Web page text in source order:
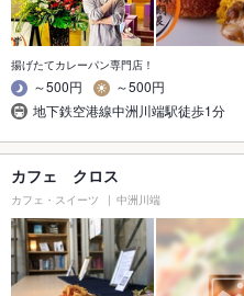
揚げたてカレーパン専門店！
～500円
～500円
地下鉄空港線中洲川端駅徒歩1分
カフェ クロス
カフェ・スイーツ 中洲川端